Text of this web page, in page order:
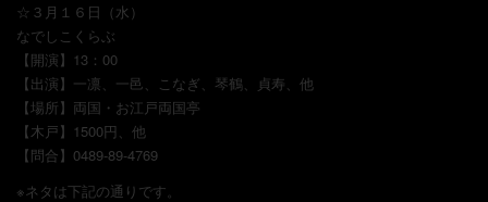
☆３月１６日（水）
なでしこくらぶ
【開演】13：00
【出演】一凛、一邑、こなぎ、琴鶴、貞寿、他
【場所】両国・お江戸両国亭
【木戸】1500円、他
【問合】0489-89-4769
※ネタは下記の通りです。